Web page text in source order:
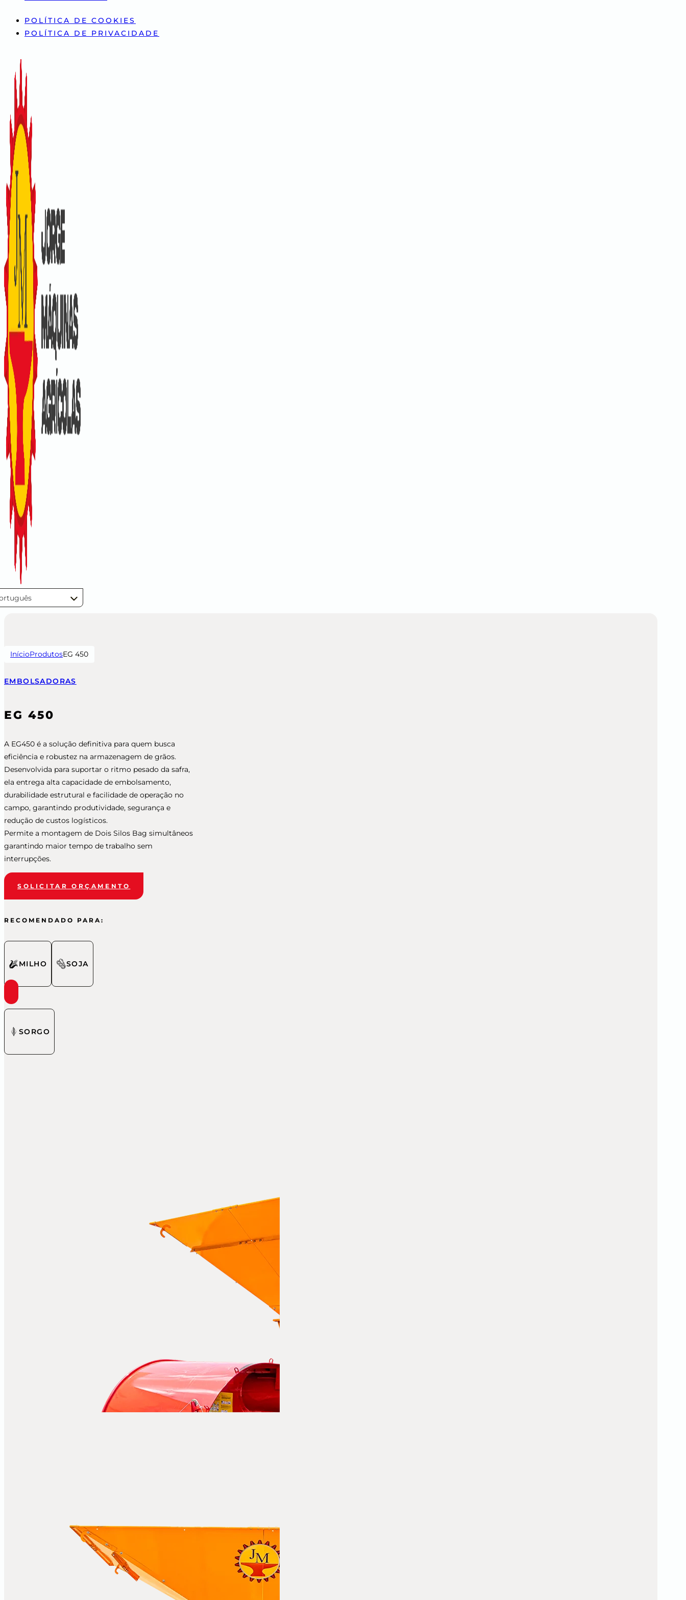
POLÍTICA DE COOKIES
POLÍTICA DE PRIVACIDADE
InícioProdutosEG 450
EMBOLSADORAS
EG 450
A EG450 é a solução definitiva para quem busca
eficiência e robustez na armazenagem de grãos.
Desenvolvida para suportar o ritmo pesado da safra,
ela entrega alta capacidade de embolsamento,
durabilidade estrutural e facilidade de operação no
campo, garantindo produtividade, segurança e
redução de custos logísticos.
Permite a montagem de Dois Silos Bag simultâneos
garantindo maior tempo de trabalho sem
interrupções.
SOLICITAR ORÇAMENTO
RECOMENDADO PARA:
MILHO SOJA
SORGO